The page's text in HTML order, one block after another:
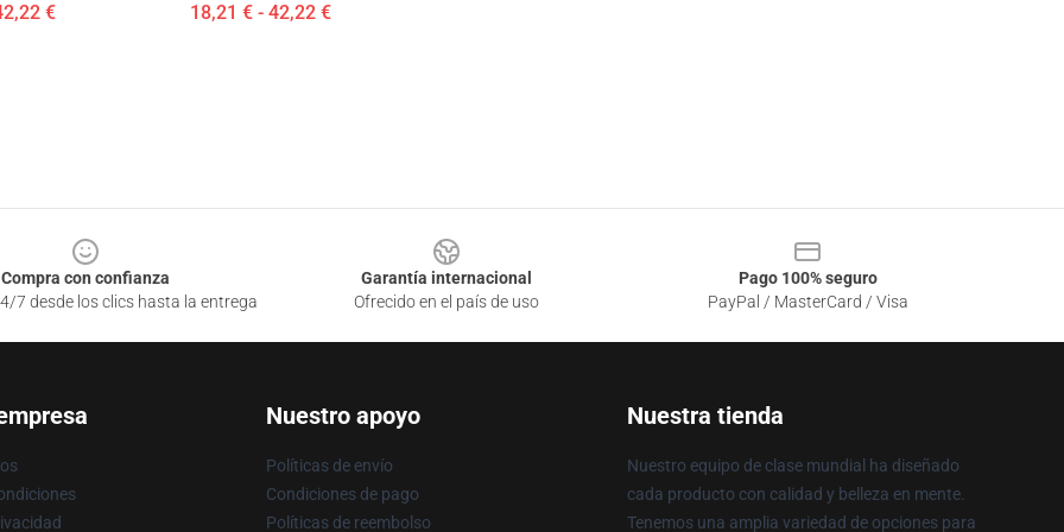
€ 18,21 € - 42,22 €
Compra con confianza
7 desde los clics hasta la entrega
Garantía internacional
Ofrecido en el país de uso
Pago 100% seguro
PayPal / MasterCard / Visa
Nuestro apoyo
Políticas de envío
Condiciones de pago
Políticas de reembolso
Nuestra tienda
Nuestro equipo de clase mundial ha diseñado
cada producto con calidad y belleza en mente.
Tenemos una amplia variedad de opciones para